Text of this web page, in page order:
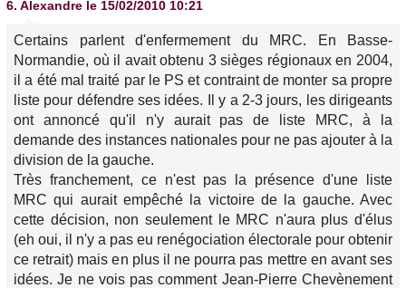
6. Alexandre le 15/02/2010 10:21
Certains parlent d'enfermement du MRC. En Basse-
Normandie, où il avait obtenu 3 sièges régionaux en 2004,
il a été mal traité par le PS et contraint de monter sa propre
liste pour défendre ses idées. Il y a 2-3 jours, les dirigeants
ont annoncé qu'il n'y aurait pas de liste MRC, à la
demande des instances nationales pour ne pas ajouter à la
division de la gauche.
Très franchement, ce n'est pas la présence d'une liste
MRC qui aurait empêché la victoire de la gauche. Avec
cette décision, non seulement le MRC n'aura plus d'élus
(eh oui, il n'y a pas eu renégociation électorale pour obtenir
ce retrait) mais en plus il ne pourra pas mettre en avant ses
idées. Je ne vois pas comment Jean-Pierre Chevènement